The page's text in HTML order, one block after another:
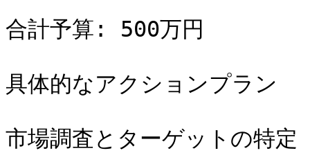
合計予算: 500万円
具体的なアクションプラン
市場調査とターゲットの特定